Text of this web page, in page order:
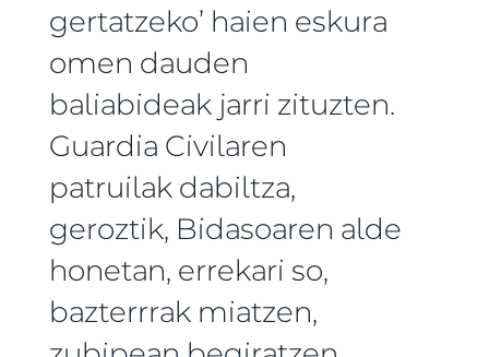
gertatzeko’ haien eskura
omen dauden
baliabideak jarri zituzten.
Guardia Civilaren
patruilak dabiltza,
geroztik, Bidasoaren alde
honetan, errekari so,
bazterrrak miatzen,